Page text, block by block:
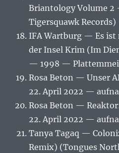
Briantology Volume
Tigersquawk Records)
IFA Wartburg — Es
der Insel Krim (Im
— 1998 —
Rosa Beton — Unser
22. April 2022 —
Rosa Beton —
22. April 2022 —
Tanya Tagaq —
Remix) (Tongues